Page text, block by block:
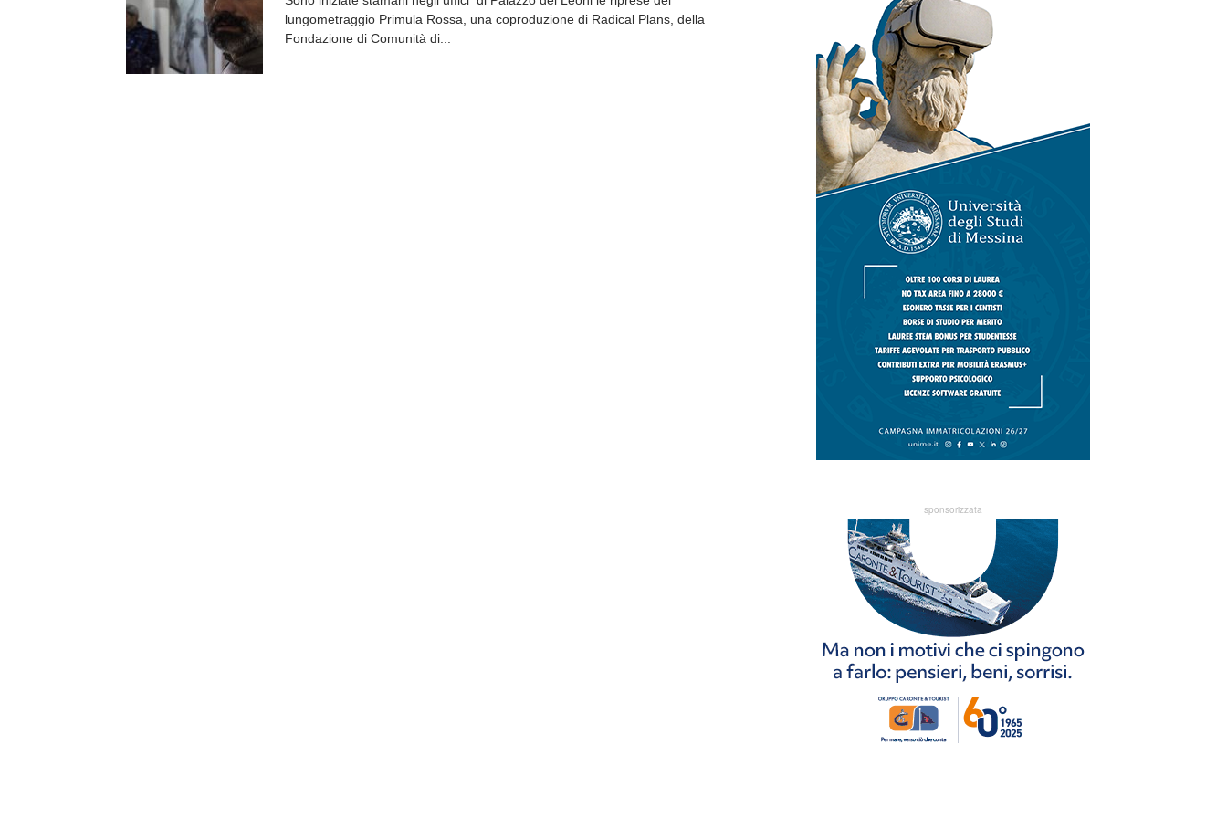
lungometraggio Primula Rossa, una coproduzione di Radical Plans, della
Fondazione di Comunità di...
sponsorizzata